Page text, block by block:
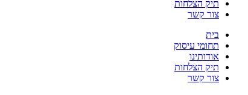
תיק הצלחות
צור קשר
בית
תחומי עיסוק
אודותינו
תיק הצלחות
צור קשר